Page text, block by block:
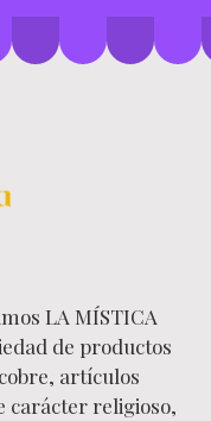
LA MÍSTICA
de productos
artículos
carácter religioso,